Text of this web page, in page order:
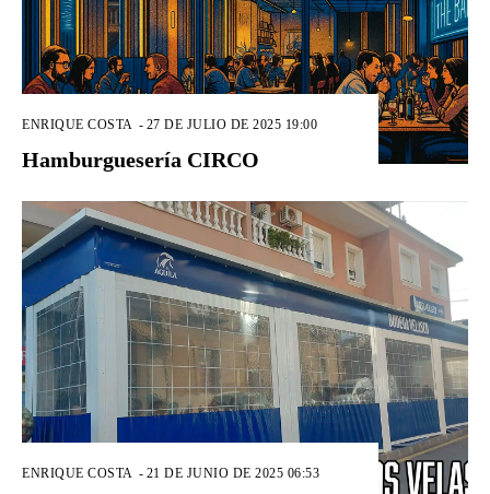
ENRIQUE COSTA - 27 DE JULIO DE 2025 19:00
Hamburguesería CIRCO
ENRIQUE COSTA - 21 DE JUNIO DE 2025 06:53